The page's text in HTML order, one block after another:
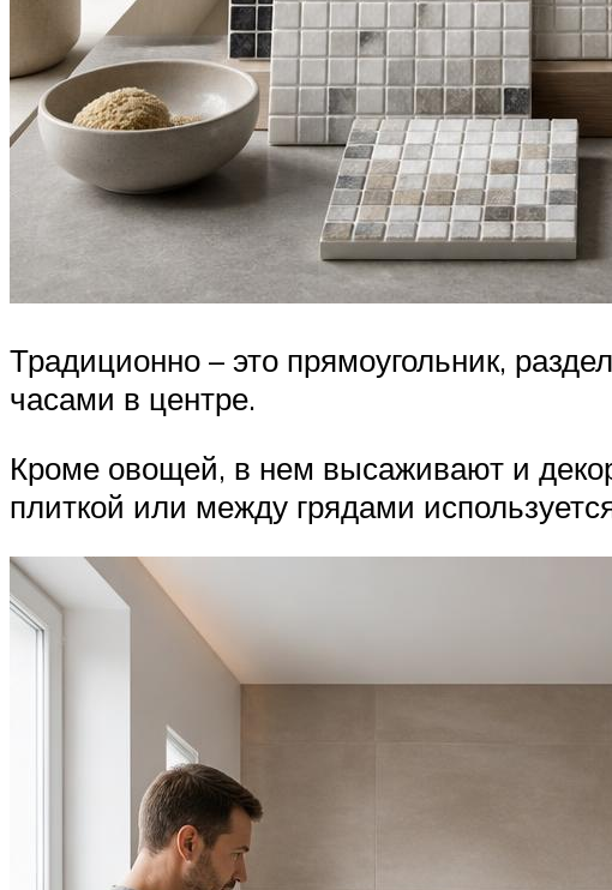
Традиционно – это прямоугольник,
часами в центре.
Кроме овощей, в нем высаживают и
плиткой или между грядами